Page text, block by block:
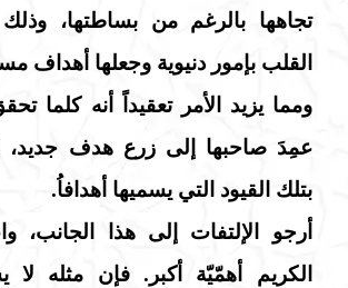
تجاهها بالرغم من بساطتها،
القلب بإمور دنيوية وجعلها أهداف
ومما يزيد الأمر تعقيداً أنه كلما
عمِدَ صاحبها إلى زرع هدف جديد،
بتلك القيود التي يسميها أهدافاُ.
أرجو الإلتفات إلى هذا الجانب،
الكريم أهمّيّة أكبر. فإن مثله لا